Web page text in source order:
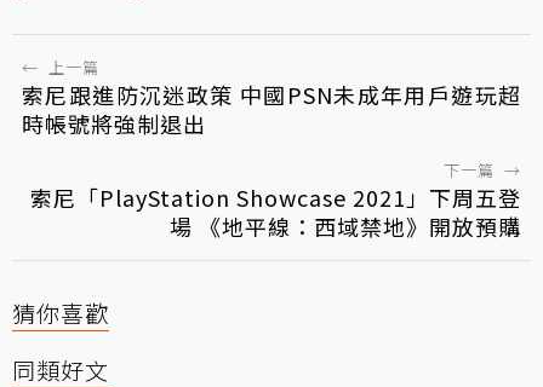
← 上一篇
索尼跟進防沉迷政策 中國PSN未成年用戶遊玩超
時帳號將強制退出
下一篇 →
索尼「PlayStation Showcase 2021」下周五登
場 《地平線：西域禁地》開放預購
猜你喜歡
同類好文